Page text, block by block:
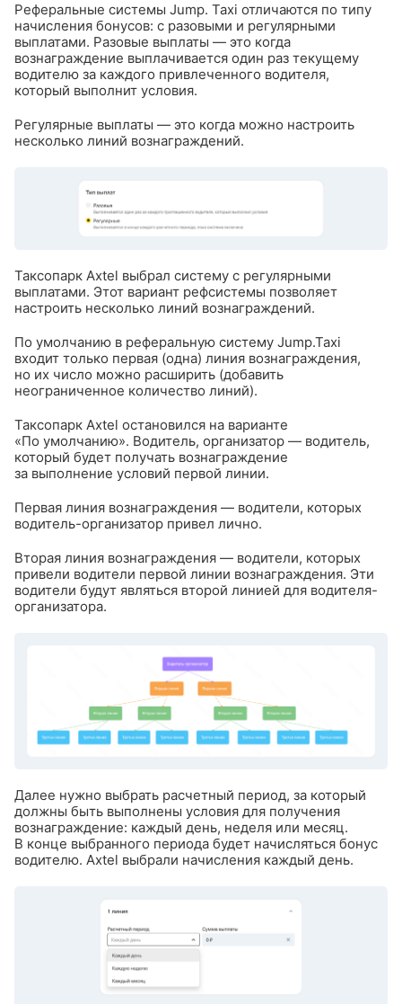
Реферальные системы Jump. Taxi отличаются по типу
начисления бонусов: с разовыми и регулярными
выплатами. Разовые выплаты — это когда
вознаграждение выплачивается один раз текущему
водителю за каждого привлеченного водителя,
который выполнит условия.
Регулярные выплаты — это когда можно настроить
несколько линий вознаграждений.
Таксопарк Axtel выбрал систему с регулярными
выплатами. Этот вариант рефсистемы позволяет
настроить несколько линий вознаграждений.
По умолчанию в реферальную систему Jump.Taxi
входит только первая (одна) линия вознаграждения,
но их число можно расширить (добавить
неограниченное количество линий).
Таксопарк Axtel остановился на варианте
«По умолчанию». Водитель, организатор — водитель,
который будет получать вознаграждение
за выполнение условий первой линии.
Первая линия вознаграждения — водители, которых
водитель-организатор привел лично.
Вторая линия вознаграждения — водители, которых
привели водители первой линии вознаграждения. Эти
водители будут являться второй линией для водителя-
организатора.
Далее нужно выбрать расчетный период, за который
должны быть выполнены условия для получения
вознаграждение: каждый день, неделя или месяц.
В конце выбранного периода будет начисляться бонус
водителю. Axtel выбрали начисления каждый день.